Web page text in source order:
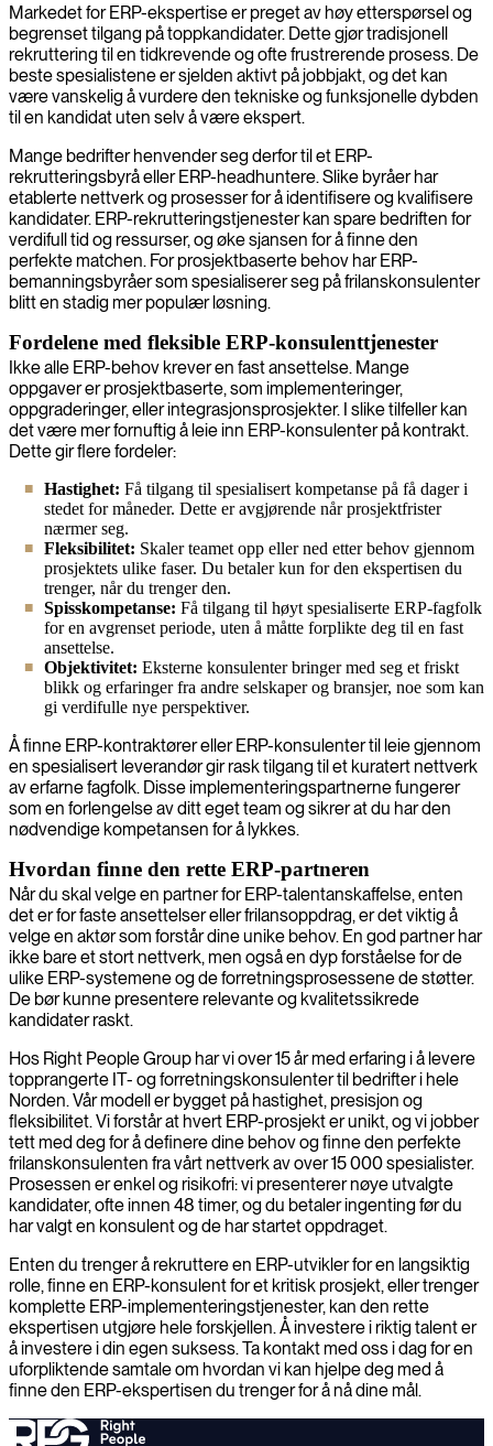
Markedet for ERP-ekspertise er preget av høy etterspørsel og
begrenset tilgang på toppkandidater. Dette gjør tradisjonell
rekruttering til en tidkrevende og ofte frustrerende prosess. De
beste spesialistene er sjelden aktivt på jobbjakt, og det kan
være vanskelig å vurdere den tekniske og funksjonelle dybden
til en kandidat uten selv å være ekspert.
Mange bedrifter henvender seg derfor til et ERP-
rekrutteringsbyrå eller ERP-headhuntere. Slike byråer har
etablerte nettverk og prosesser for å identifisere og kvalifisere
kandidater. ERP-rekrutteringstjenester kan spare bedriften for
verdifull tid og ressurser, og øke sjansen for å finne den
perfekte matchen. For prosjektbaserte behov har ERP-
bemanningsbyråer som spesialiserer seg på frilanskonsulenter
blitt en stadig mer populær løsning.
Fordelene med fleksible ERP-konsulenttjenester
Ikke alle ERP-behov krever en fast ansettelse. Mange
oppgaver er prosjektbaserte, som implementeringer,
oppgraderinger, eller integrasjonsprosjekter. I slike tilfeller kan
det være mer fornuftig å leie inn ERP-konsulenter på kontrakt.
Dette gir flere fordeler:
Hastighet: Få tilgang til spesialisert kompetanse på få dager i
stedet for måneder. Dette er avgjørende når prosjektfrister
nærmer seg.
Fleksibilitet: Skaler teamet opp eller ned etter behov gjennom
prosjektets ulike faser. Du betaler kun for den ekspertisen du
trenger, når du trenger den.
Spisskompetanse: Få tilgang til høyt spesialiserte ERP-fagfolk
for en avgrenset periode, uten å måtte forplikte deg til en fast
ansettelse.
Objektivitet: Eksterne konsulenter bringer med seg et friskt
blikk og erfaringer fra andre selskaper og bransjer, noe som kan
gi verdifulle nye perspektiver.
Å finne ERP-kontraktører eller ERP-konsulenter til leie gjennom
en spesialisert leverandør gir rask tilgang til et kuratert nettverk
av erfarne fagfolk. Disse implementeringspartnerne fungerer
som en forlengelse av ditt eget team og sikrer at du har den
nødvendige kompetansen for å lykkes.
Hvordan finne den rette ERP-partneren
Når du skal velge en partner for ERP-talentanskaffelse, enten
det er for faste ansettelser eller frilansoppdrag, er det viktig å
velge en aktør som forstår dine unike behov. En god partner har
ikke bare et stort nettverk, men også en dyp forståelse for de
ulike ERP-systemene og de forretningsprosessene de støtter.
De bør kunne presentere relevante og kvalitetssikrede
kandidater raskt.
Hos Right People Group har vi over 15 år med erfaring i å levere
topprangerte IT- og forretningskonsulenter til bedrifter i hele
Norden. Vår modell er bygget på hastighet, presisjon og
fleksibilitet. Vi forstår at hvert ERP-prosjekt er unikt, og vi jobber
tett med deg for å definere dine behov og finne den perfekte
frilanskonsulenten fra vårt nettverk av over 15 000 spesialister.
Prosessen er enkel og risikofri: vi presenterer nøye utvalgte
kandidater, ofte innen 48 timer, og du betaler ingenting før du
har valgt en konsulent og de har startet oppdraget.
Enten du trenger å rekruttere en ERP-utvikler for en langsiktig
rolle, finne en ERP-konsulent for et kritisk prosjekt, eller trenger
komplette ERP-implementeringstjenester, kan den rette
ekspertisen utgjøre hele forskjellen. Å investere i riktig talent er
å investere i din egen suksess. Ta kontakt med oss i dag for en
uforpliktende samtale om hvordan vi kan hjelpe deg med å
finne den ERP-ekspertisen du trenger for å nå dine mål.